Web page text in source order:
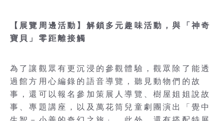
【展覽周邊活動】解鎖多元趣味活動，與「神奇
寶貝」零距離接觸
為了讓觀眾有更沉浸的參觀體驗，觀眾除了能透
過館方用心編錄的語音導覽，聽見動物們的故
事，還可以報名參加策展人導覽、樹屋姐姐說故
事、專題講座，以及萬花筒兒童劇團演出「覺中